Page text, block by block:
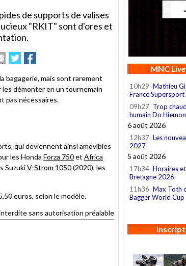
de supports de valises
"RKIT" sont d'ores et
EnvoyerPartager
sur
sur
bagagerie, mais sont rarement
démonter en un tournemain
pas nécessaires.
qui deviennent ainsi amovibles
les Honda Forza 750et Africa
SuzukiV-Strom 1050(2020), les
euros, selon le modèle.
sans autorisation préalable
MNCLive
10h29 Mathieu
France
09h27 Trop
humain Do
6 août 2026
12h37 Les
2027
5 août 2026
17h34 Horaires
Bretagne 2026
11h36 Max Toth
Bagger World Cup